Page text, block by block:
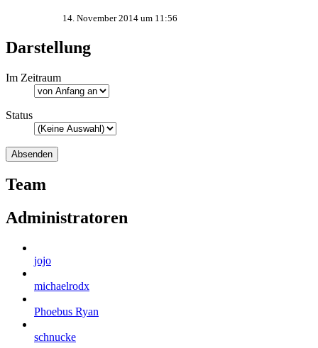
14. November 2014 um 11:56
Darstellung
Im Zeitraum
Status
Team
Administratoren
jojo
michaelrodx
Phoebus Ryan
schnucke